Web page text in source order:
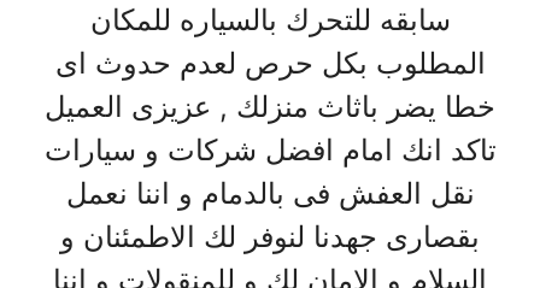
سابقه للتحرك بالسياره للمكان
المطلوب بكل حرص لعدم حدوث اى
خطا يضر باثاث منزلك , عزيزى العميل
تاكد انك امام افضل شركات و سيارات
نقل العفش فى بالدمام و اننا نعمل
بقصارى جهدنا لنوفر لك الاطمئنان و
السلام و الامان لك و للمنقولات و اننا